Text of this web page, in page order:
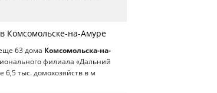
Комсомольске-на-Амуре
63 дома Комсомольска-на-
филиала «Дальний
6,5 тыс. домохозяйств в м